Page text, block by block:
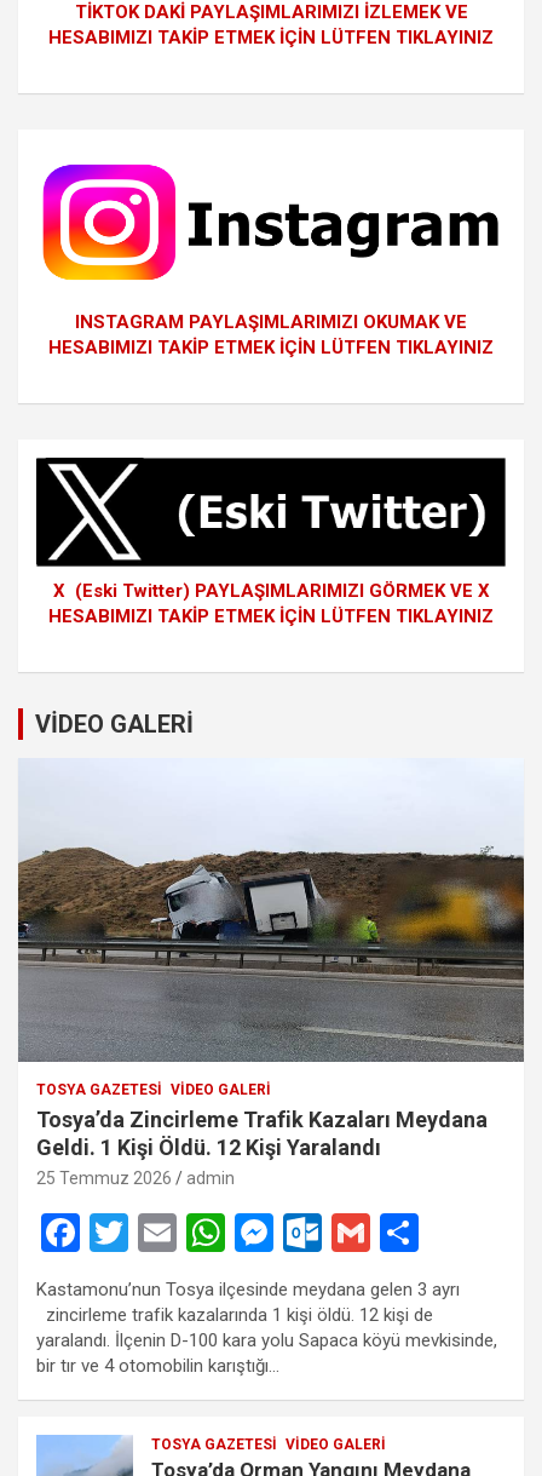
TİKTOK DAKİ PAYLAŞIMLARIMIZI İZLEMEK VE
HESABIMIZI TAKİP ETMEK İÇİN LÜTFEN TIKLAYINIZ
INSTAGRAM PAYLAŞIMLARIMIZI OKUMAK VE
HESABIMIZI TAKİP ETMEK İÇİN LÜTFEN TIKLAYINIZ
X (Eski Twitter) PAYLAŞIMLARIMIZI GÖRMEK VE X
HESABIMIZI TAKİP ETMEK İÇİN LÜTFEN TIKLAYINIZ
VİDEO GALERİ
TOSYA GAZETESI VIDEO GALERI
Tosya’da Zincirleme Trafik Kazaları Meydana
Geldi. 1 Kişi Öldü. 12 Kişi Yaralandı
25 Temmuz 2026 admin
F
ce
b
o
o
k
T
wi
tt
er
E
ail
W
at
s
A
p
p
M
es
se
n
g
er
O
ut
lo
o
k.
c
o
G
m
ail
h
ar
e
Kastamonu’nun Tosya ilçesinde meydana gelen 3 ayrı
zincirleme trafik kazalarında 1 kişi öldü. 12 kişi de
yaralandı. İlçenin D-100 kara yolu Sapaca köyü mevkisinde,
bir tır ve 4 otomobilin karıştığı…
TOSYA GAZETESI VIDEO GALERI
Tosya’da Orman Yangını Meydana